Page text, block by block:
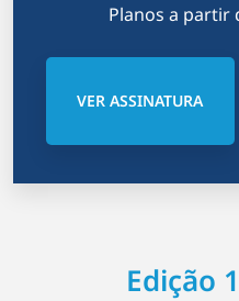
Planos a partir
VER ASSINATURA
Edição